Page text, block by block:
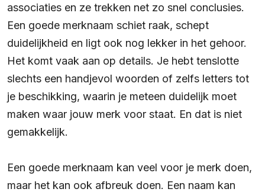
associaties en ze trekken net zo snel conclusies.
Een goede merknaam schiet raak, schept
duidelijkheid en ligt ook nog lekker in het gehoor.
Het komt vaak aan op details. Je hebt tenslotte
slechts een handjevol woorden of zelfs letters tot
je beschikking, waarin je meteen duidelijk moet
maken waar jouw merk voor staat. En dat is niet
gemakkelijk.
Een goede merknaam kan veel voor je merk doen,
maar het kan ook afbreuk doen. Een naam kan